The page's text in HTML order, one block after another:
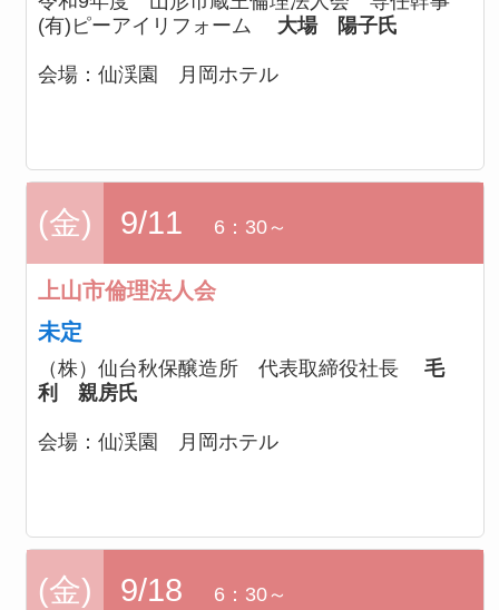
(有)ピーアイリフォーム
大場 陽子氏
会場： 仙渓園 月岡ホテル
(金) 9/11 6：30～
上山市倫理法人会
未定
（株）仙台秋保醸造所 代表取締役社長
毛
利 親房氏
会場： 仙渓園 月岡ホテル
(金) 9/18 6：30～